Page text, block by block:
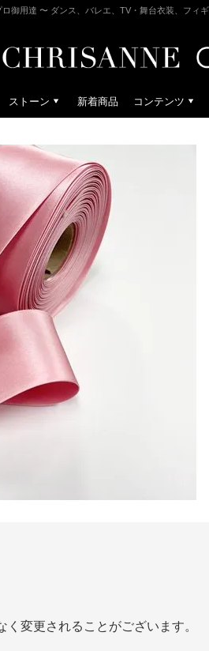
御用達 〜 ダンス、バレエ、TV・舞台衣装、フィ
ストーン 新着商品 コンテンツ
変更されることがございます。